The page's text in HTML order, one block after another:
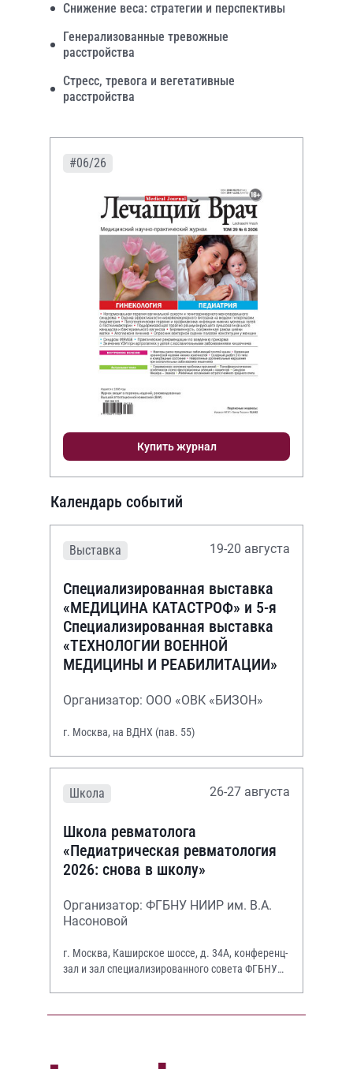
Снижение веса: стратегии и перспективы
Генерализованные тревожные
расстройства
Стресс, тревога и вегетативные
расстройства
#06/26
Купить журнал
Календарь событий
Выставка 19-20 августа
Специализированная выставка
«МЕДИЦИНА КАТАСТРОФ» и 5-я
Специализированная выставка
«ТЕХНОЛОГИИ ВОЕННОЙ
МЕДИЦИНЫ И РЕАБИЛИТАЦИИ»
Организатор: ООО «ОВК «БИЗОН»
г. Москва, на ВДНХ (пав. 55)
Школа 26-27 августа
Школа ревматолога
«Педиатрическая ревматология
2026: снова в школу»
Организатор: ФГБНУ НИИР им. В.А.
Насоновой
г. Москва, Каширское шоссе, д. 34А, конференц-
зал и зал специализированного совета ФГБНУ